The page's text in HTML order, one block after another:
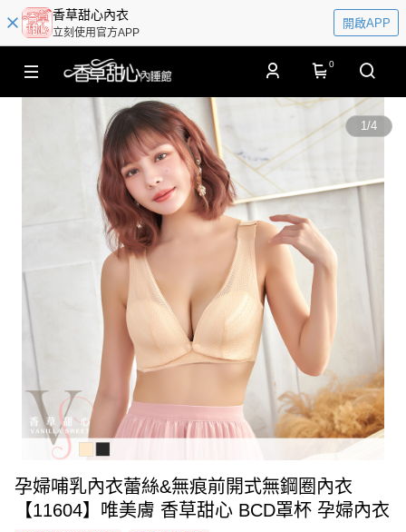
香草甜心內衣
立刻使用官方APP
開啟APP
0
1/4
孕婦哺乳內衣蕾絲&無痕前開式無鋼圈內衣
【11604】唯美膚 香草甜心 BCD罩杯 孕婦內衣